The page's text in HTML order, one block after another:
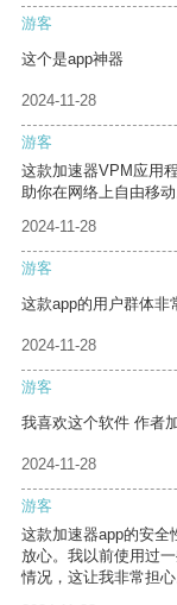
游客
这个是app神器
2024-11-28
游客
这款加速器VPM应用
助你在网络上自由移动
2024-11-28
游客
这款app的用户群体非
2024-11-28
游客
我喜欢这个软件 作者
2024-11-28
游客
这款加速器app的安全
放心。我以前使用过
情况，这让我非常担心